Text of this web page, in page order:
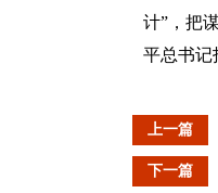
计”，把
平总书记
上一篇
下一篇